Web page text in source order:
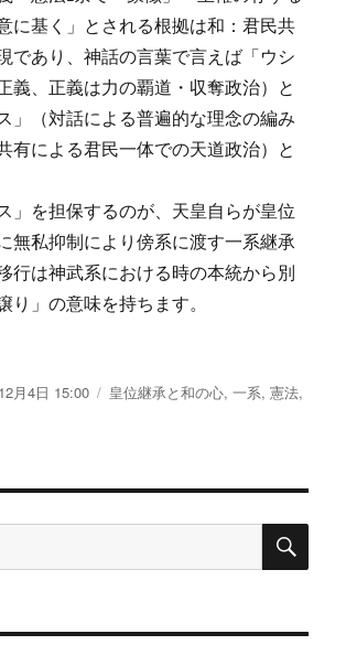
に基く」とされる根拠は和：君民共
であり、神話の言葉で言えば「ウシ
義、正義は力の覇道・収奪政治）と
」（対話による普遍的な理念の編み
有による君民一体での天道政治）と
」を担保するのが、天皇自らが皇位
無私抑制により傍系に渡す一系継承
行は神武系における時の本統から別
り」の意味を持ちます。
継承 シラスが成り立つのは無私抑制の
月4日 15:00
カ
ー
皇位継承と和の心,一系,憲法,
検